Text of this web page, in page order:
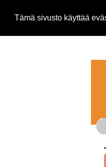
Tämä sivusto käyttää